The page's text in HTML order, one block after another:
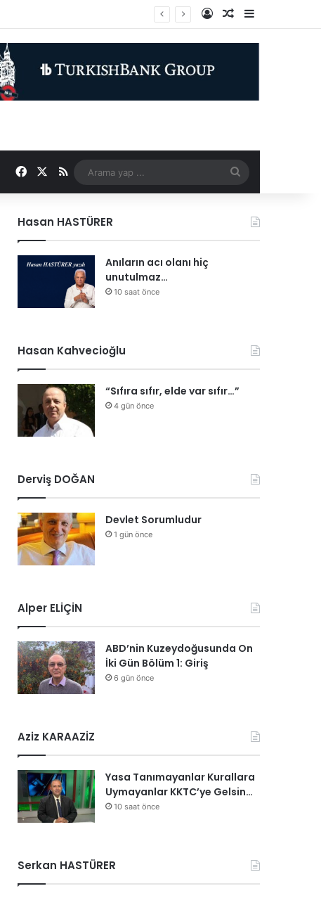
Kayıt OlRastgele Makale
FacebookRSS
yap
Hasan HASTÜRER
Anıların acı olanı hiç
unutulmaz…
10 saat önce
Hasan Kahvecioğlu
“Sıfıra sıfır, elde var sıfır…”
4 gün önce
Derviş DOĞAN
Devlet Sorumludur
1 gün önce
Alper ELİÇİN
ABD’nin Kuzeydoğusunda On
İki Gün Bölüm 1: Giriş
6 gün önce
Aziz KARAAZİZ
Yasa Tanımayanlar Kurallara
Uymayanlar KKTC’ye Gelsin…
10 saat önce
Serkan HASTÜRER